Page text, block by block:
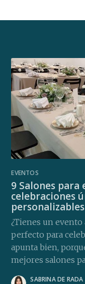
EVENTOS
9 Salones para
celebraciones
personalizables
¿Tienes un evento
perfecto para
apunta bien,
mejores salones
SABRINA DE RADA